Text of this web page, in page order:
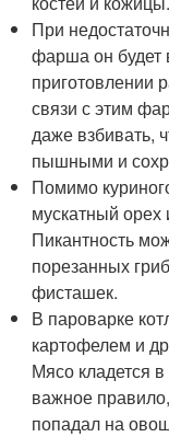
При
фарша он будет
приготовлении
связи с этим
даже взбивать,
пышными и
Помимо
мускатный орех
Пикантность
порезанных
фисташек.
В пароварке
картофелем и
Мясо кладется
важное
попадал на